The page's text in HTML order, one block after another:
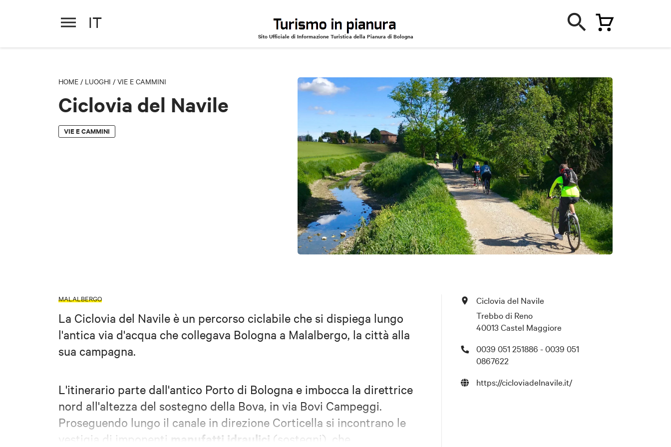
IT
Sito Ufficiale di Informazione Turistica della Pianura di Bologna
HOME / LUOGHI / VIE E CAMMINI
Ciclovia del Navile
VIE E CAMMINI
MALALBERGO
La Ciclovia del Navile è un percorso ciclabile che si dispiega lungo
l'antica via d'acqua che collegava Bologna a Malalbergo, la città alla
sua campagna.
L'itinerario parte dall'antico Porto di Bologna e imbocca la direttrice
nord all'altezza del sostegno della Bova, in via Bovi Campeggi.
Proseguendo lungo il canale in direzione Corticella si incontrano le
vestigia di imponenti
manufatti idraulici (sostegni), che
Ciclovia del Navile
Trebbo di Reno
40013 Castel Maggiore
0039 051 251886 - 0039 051
0867622
https://cicloviadelnavile.it/